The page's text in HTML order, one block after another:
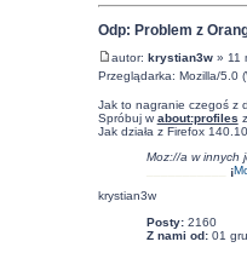
Odp: Problem z
autor: krystian3w» 11
Przeglądarka: Mozilla/5.0
Jak to nagranie czegoś z
Spróbuj w about:profiles
Jak działa z Firefox
Moz://a w innych
¡
krystian3w
Posty:2160
Z nami od:01